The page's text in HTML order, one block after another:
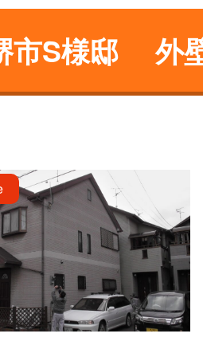
市S様邸 外